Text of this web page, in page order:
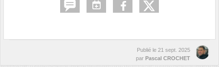
Publié le 21 sept. 2025
par Pascal CROCHET